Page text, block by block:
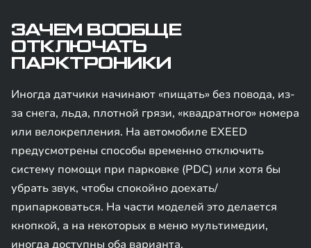
ЗАЧЕМ ВООБЩЕ
ОТКЛЮЧАТЬ
ПАРКТРОНИКИ
Иногда датчики начинают «пищать» без повода, из-
за снега, льда, плотной грязи, «квадратного» номера
или велокрепления. На автомобиле EXEED
предусмотрены способы временно отключить
систему помощи при парковке (PDC) или хотя бы
убрать звук, чтобы спокойно доехать/
припарковаться. На части моделей это делается
кнопкой, а на некоторых в меню мультимедии,
иногда доступны оба варианта.